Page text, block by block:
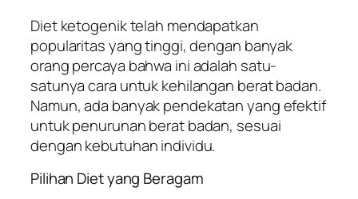
Diet ketogenik telah mendapatkan
popularitas yang tinggi, dengan banyak
orang percaya bahwa ini adalah satu-
satunya cara untuk kehilangan berat badan.
Namun, ada banyak pendekatan yang efektif
untuk penurunan berat badan, sesuai
dengan kebutuhan individu.
Pilihan Diet yang Beragam